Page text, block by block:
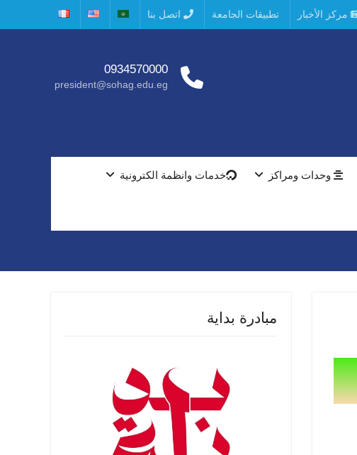
مركز الأخبار تطبيقات الجامعة اتصل بنا
0934570000
president@sohag.edu.eg
وحدات ومراكز خدمات وانظمة الكترونية
مبادرة بداية